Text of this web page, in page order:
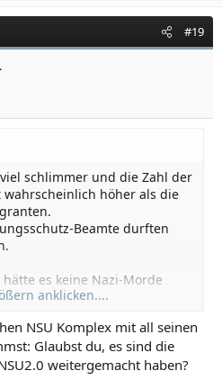
#19
schlimmer und die Zahl der
höher als die
Beamte durften
es keine Nazi-Morde
eines Nazi-Netzwerks aus.
Mordserie überhaupt
anklicken....
NSU Komplex mit all seinen
Glaubst du, es sind die
weitergemacht haben?